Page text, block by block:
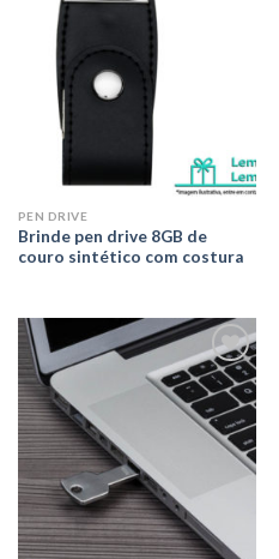
PEN DRIVE
Brinde pen drive 8GB de
couro sintético com costura
Adicionar
aos meus
desejos